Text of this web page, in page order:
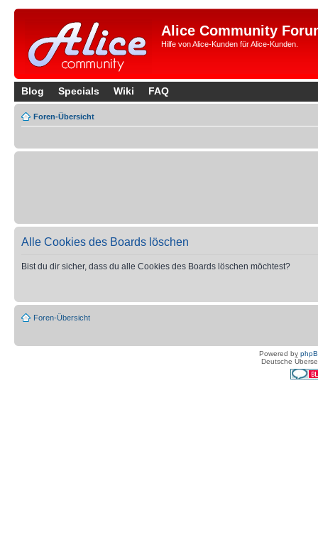
Alice Community
Hilfe von Alice-Kunden für Alice-Kunden.
Blog Specials Wiki FAQ
Foren-Übersicht
Alle Cookies des Boards löschen
Bist du dir sicher, dass du alle Cookies des Boards löschen möchtest?
Foren-Übersicht
Powered by
Deutsche